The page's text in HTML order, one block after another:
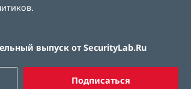
выпуск от SecurityLab.Ru
Подписаться